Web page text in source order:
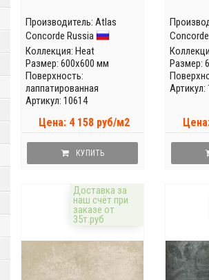
Производитель: Atlas
Concorde Russia
Коллекция: Heat
Размер: 600x600 мм
Поверхность:
лаппатированная
Артикул: 10614
Цена: 4 158 руб/м2
КУПИТЬ
Размер:
Артикул:
Доставка за
наш счёт при
заказе от
35т.руб